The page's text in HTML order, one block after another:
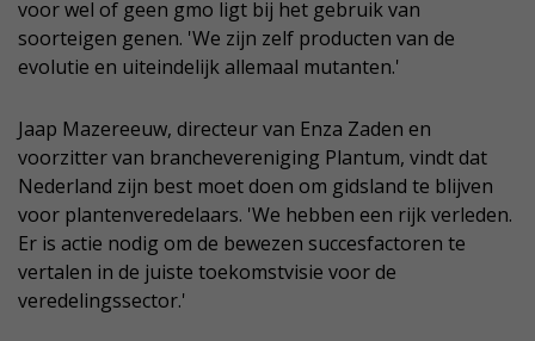
voor wel of geen gmo ligt bij het gebruik van
soorteigen genen. 'We zijn zelf producten van de
evolutie en uiteindelijk allemaal mutanten.'
Jaap Mazereeuw, directeur van Enza Zaden en
voorzitter van branchevereniging Plantum, vindt dat
Nederland zijn best moet doen om gidsland te blijven
voor plantenveredelaars. 'We hebben een rijk verleden.
Er is actie nodig om de bewezen succesfactoren te
vertalen in de juiste toekomstvisie voor de
veredelingssector.'